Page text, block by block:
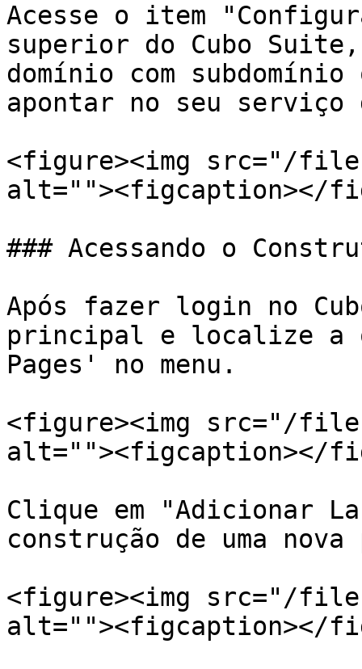
Acesse o item
superior do Cubo
domínio com
apontar no seu serviço
<figure><img src="/
alt=""><figcaption></
### Acessando o
Após fazer login no
principal e localize a
Pages' no menu.
<figure><img src="/files/
alt=""><figcaption></
Clique em "Adicionar
construção de uma
<figure><img src="/files/
alt=""><figcaption></